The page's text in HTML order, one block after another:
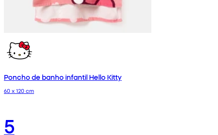
Poncho de banho infantil Hello Kitty
60 x 120 cm
5